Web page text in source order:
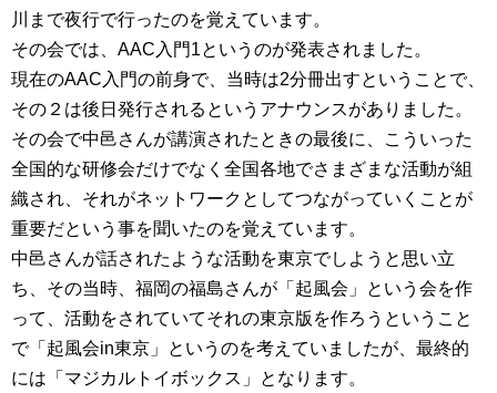
川まで夜行で行ったのを覚えています。
その会では、AAC入門1というのが発表されました。
現在のAAC入門の前身で、当時は2分冊出すということで、
その２は後日発行されるというアナウンスがありました。
その会で中邑さんが講演されたときの最後に、こういった
全国的な研修会だけでなく全国各地でさまざまな活動が組
織され、それがネットワークとしてつながっていくことが
重要だという事を聞いたのを覚えています。
中邑さんが話されたような活動を東京でしようと思い立
ち、その当時、福岡の福島さんが「起風会」という会を作
って、活動をされていてそれの東京版を作ろうということ
で「起風会in東京」というのを考えていましたが、最終的
には「マジカルトイボックス」となります。